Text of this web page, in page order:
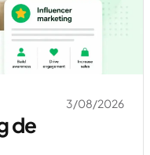
3/08/2026
de